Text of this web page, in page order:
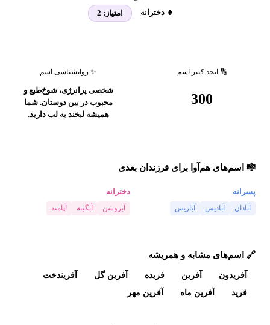
👧 دخترانه امتیاز: 2
🔢 ابجد کبیر اسم
300
✨ روانشناسی اسم
شخصی پرانرژی، شوخ‌طبع و
محبوب در بین دوستان. شما
همیشه لبخند به لب دارید.
🎼 اسم‌های هم‌آوا برای فرزندان بعدی
پسرانه
آبادان آبادیس آباریس
دخترانه
آبروشن آبگینه آپامنه
🔗 اسم‌های مشابه و همریشه
آفریدون آفرین فریده آفرین گل
آفریندخت
فرید
آفرین ماه آفرین مهر